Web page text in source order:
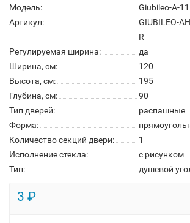
Модель:
Giubileo-A-11
Артикул:
GIUBILEO-
R
Регулируемая ширина:
да
Ширина, см:
120
Высота, см:
195
Глубина, см:
90
Тип дверей:
распашные
Форма:
Количество секций двери:
1
Исполнение стекла:
с рисунком
Тип:
душевой
3 ₽